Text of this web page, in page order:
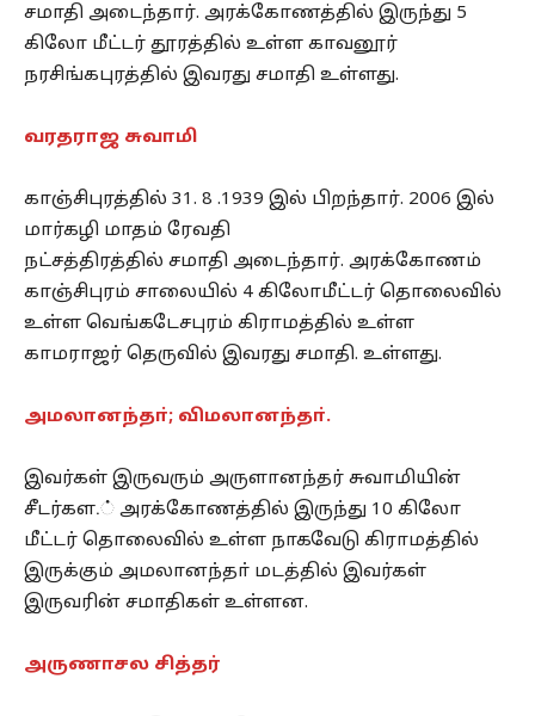
சமாதி அடைந்தார். அரக்கோணத்தில் இருந்து 5
கிலோ மீட்டர் தூரத்தில் உள்ள காவனூர்
நரசிங்கபுரத்தில் இவரது சமாதி உள்ளது.
வரதராஜ சுவாமி
காஞ்சிபுரத்தில் 31. 8 .1939 இல் பிறந்தார். 2006 இல்
மார்கழி மாதம் ரேவதி
நட்சத்திரத்தில் சமாதி அடைந்தார். அரக்கோணம்
காஞ்சிபுரம் சாலையில் 4 கிலோமீட்டர் தொலைவில்
உள்ள வெங்கடேசபுரம் கிராமத்தில் உள்ள
காமராஜர் தெருவில் இவரது சமாதி. உள்ளது.
அமலானந்தா்; விமலானந்தா்.
இவர்கள் இருவரும் அருளானந்தர் சுவாமியின்
சீடர்கள.் அரக்கோணத்தில் இருந்து 10 கிலோ
மீட்டர் தொலைவில் உள்ள நாகவேடு கிராமத்தில்
இருக்கும் அமலானந்தா் மடத்தில் இவர்கள்
இருவரின் சமாதிகள் உள்ளன.
அருணாசல சித்தர்